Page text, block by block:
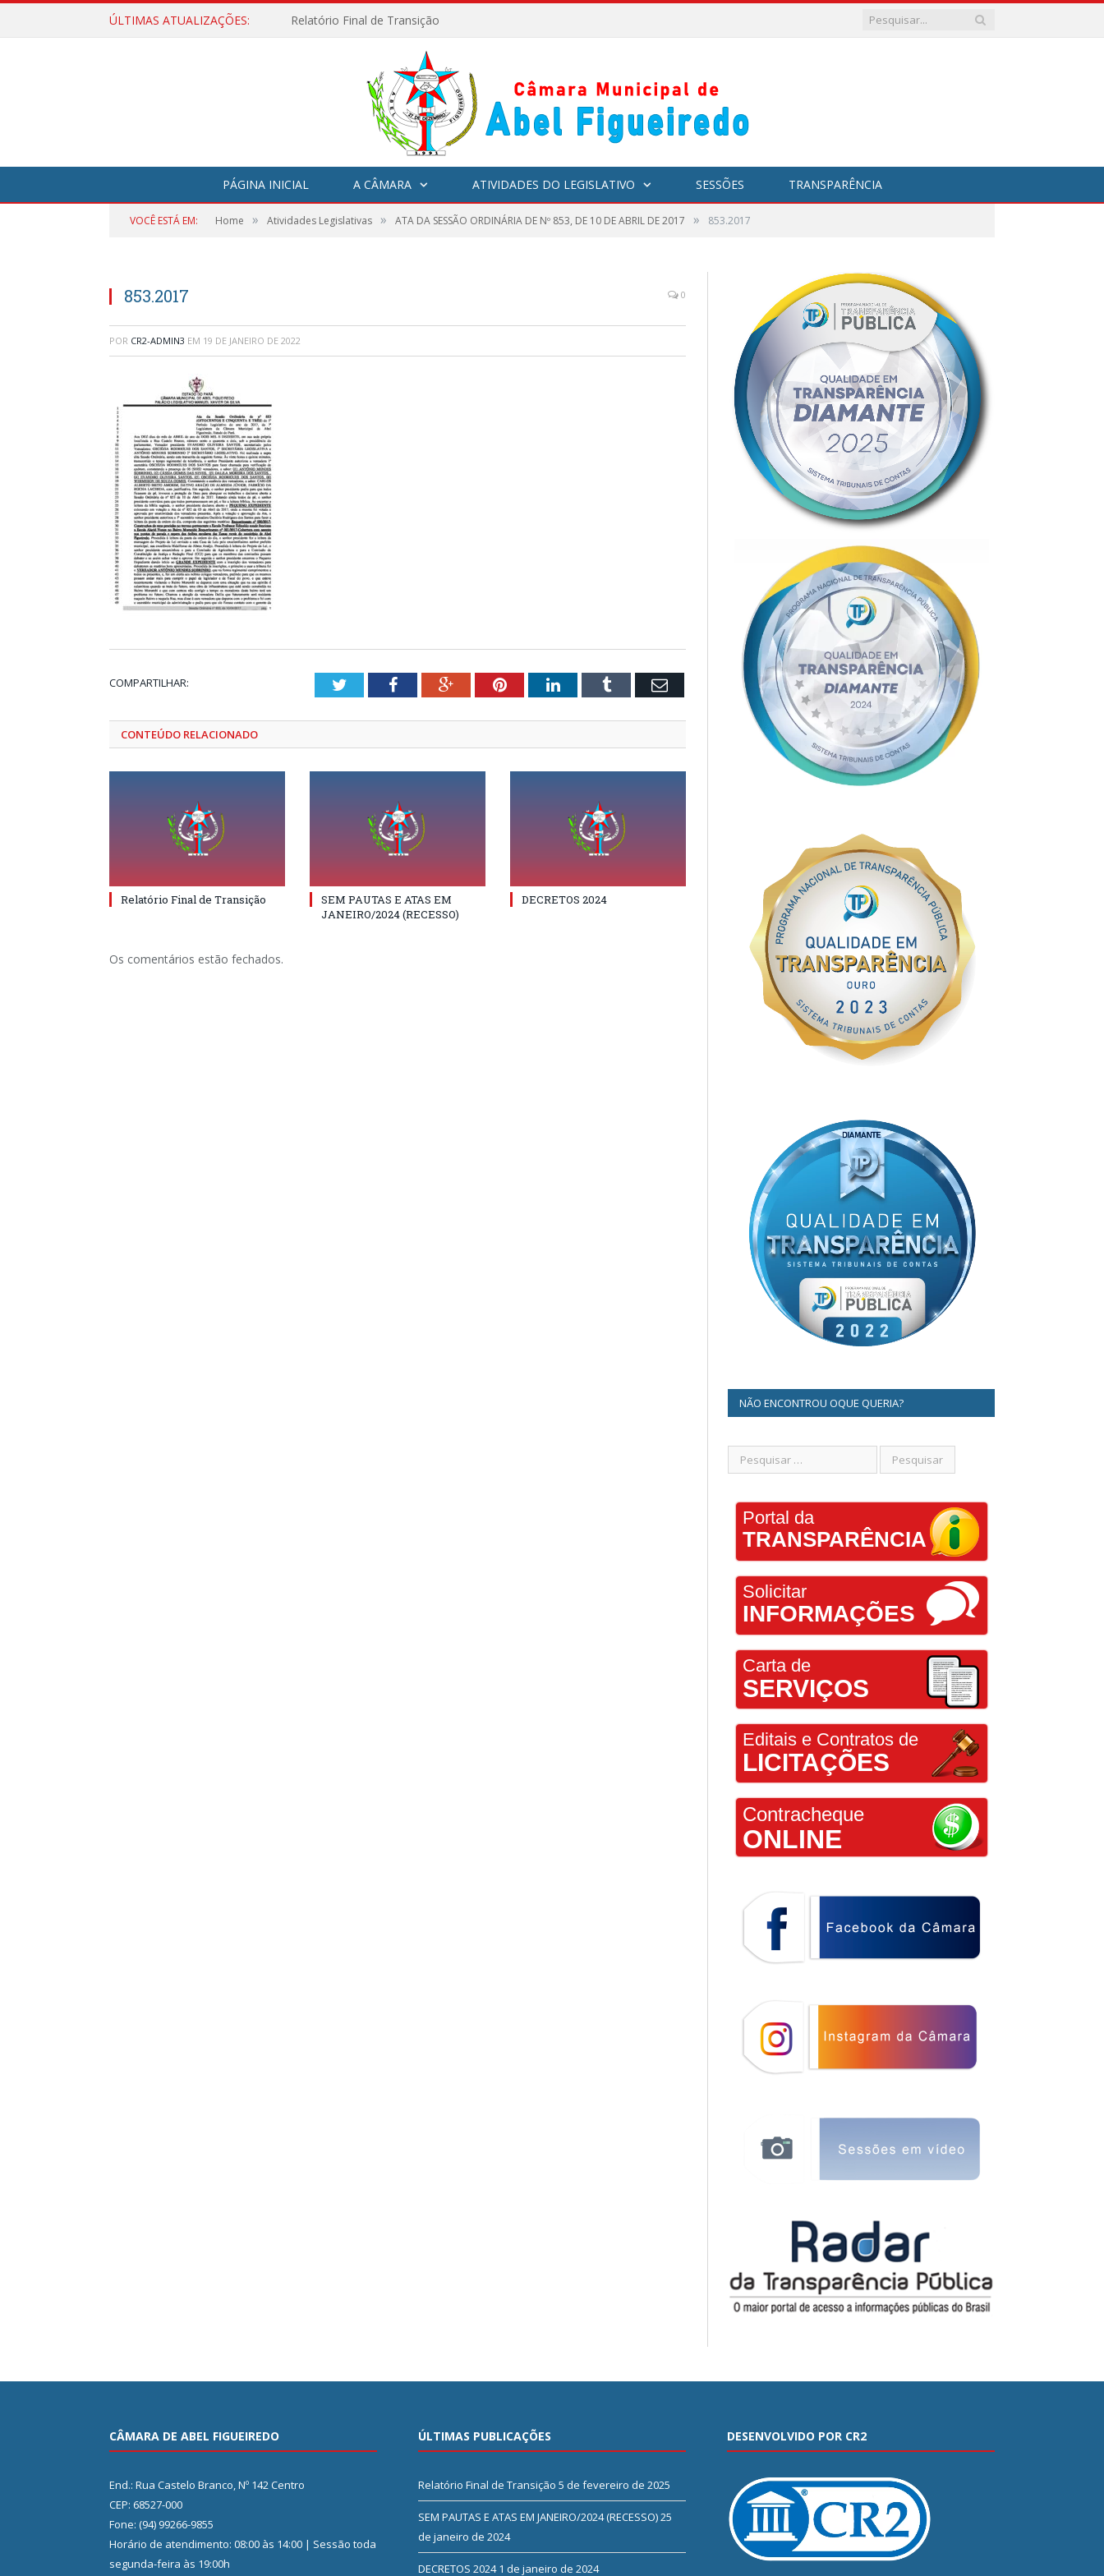
ÚLTIMAS ATUALIZAÇÕES: Relatório Final de Transição
PÁGINA INICIAL A CÂMARA ATIVIDADES DO LEGISLATIVO SESSÕES TRANSPARÊNCIA
VOCÊ ESTÁ EM: Home » Atividades Legislativas » ATA DA SESSÃO ORDINÁRIA DE Nº 853, DE 10 DE ABRIL DE 2017 » 853.2017
853.2017 0
POR CR2-ADMIN3 EM 19 DE JANEIRO DE 2022
COMPARTILHAR: TwitterFacebookGoogle+PinterestLinkedInTumblr Email
CONTEÚDO RELACIONADO
Relatório Final de Transição
SEM PAUTAS E ATAS EM
JANEIRO/2024 (RECESSO)
DECRETOS 2024
Os comentários estão fechados.
NÃO ENCONTROU OQUE QUERIA?
Portal da
TRANSPARÊNCIA
Solicitar
INFORMAÇÕES
Carta de
SERVIÇOS
Editais e Contratos de
LICITAÇÕES
Contracheque
ONLINE
CÂMARA DE ABEL FIGUEIREDO
End.: Rua Castelo Branco, Nº 142 Centro
CEP: 68527-000
Fone: (94) 99266-9855
Horário de atendimento: 08:00 às 14:00 | Sessão toda
segunda-feira às 19:00h
ÚLTIMAS PUBLICAÇÕES
Relatório Final de Transição 5 de fevereiro de 2025
SEM PAUTAS E ATAS EM JANEIRO/2024 (RECESSO)25
de janeiro de 2024
DECRETOS 2024 1 de janeiro de 2024
DESENVOLVIDO POR CR2